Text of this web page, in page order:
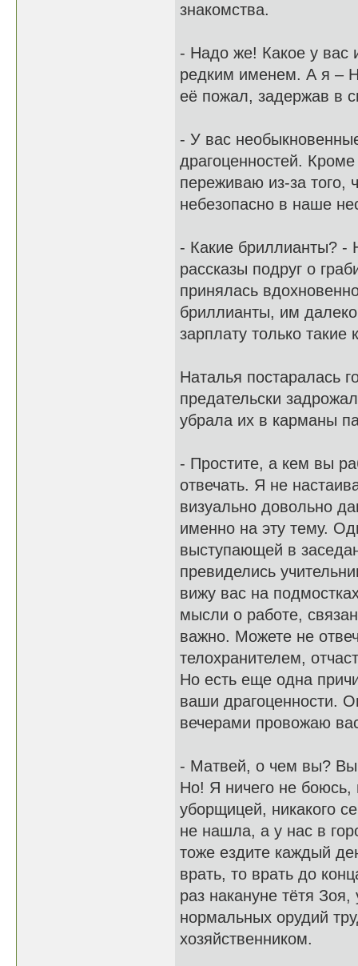
знакомства.
- Надо же! Какое у вас
редким именем. А я –
её пожал, задержав в
- У вас
драгоценностей.
переживаю из-за того,
небезопасно в наше
- Какие бриллианты? -
рассказы подруг о
принялась
бриллианты, им
зарплату только
Наталья постаралась
предательски
убрала их в карманы
- Простите, а кем вы
отвечать. Я не
визуально довольно
именно на эту тему.
выступающей в
превиделись
вижу вас на
мысли о работе,
важно. Можете не
телохранителем,
Но есть еще одна
ваши драгоценности.
вечерами провожаю
- Матвей, о чем вы? Вы
Но! Я ничего не
уборщицей, никакого
не нашла, а у нас в
тоже ездите каждый
врать, то врать до
раз накануне тётя Зоя,
нормальных орудий
хозяйственником.